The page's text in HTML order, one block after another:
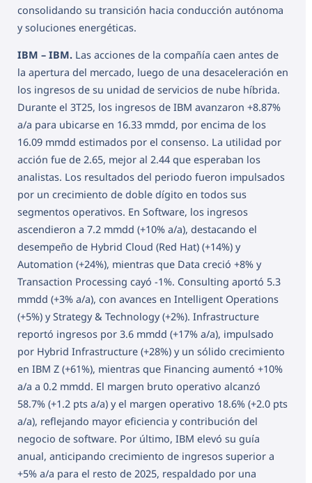
consolidando su transición hacia conducción autónoma
y soluciones energéticas.
IBM – IBM. Las acciones de la compañía caen antes de
la apertura del mercado, luego de una desaceleración en
los ingresos de su unidad de servicios de nube híbrida.
Durante el 3T25, los ingresos de IBM avanzaron +8.87%
a/a para ubicarse en 16.33 mmdd, por encima de los
16.09 mmdd estimados por el consenso. La utilidad por
acción fue de 2.65, mejor al 2.44 que esperaban los
analistas. Los resultados del periodo fueron impulsados
por un crecimiento de doble dígito en todos sus
segmentos operativos. En Software, los ingresos
ascendieron a 7.2 mmdd (+10% a/a), destacando el
desempeño de Hybrid Cloud (Red Hat) (+14%) y
Automation (+24%), mientras que Data creció +8% y
Transaction Processing cayó -1%. Consulting aportó 5.3
mmdd (+3% a/a), con avances en Intelligent Operations
(+5%) y Strategy & Technology (+2%). Infrastructure
reportó ingresos por 3.6 mmdd (+17% a/a), impulsado
por Hybrid Infrastructure (+28%) y un sólido crecimiento
en IBM Z (+61%), mientras que Financing aumentó +10%
a/a a 0.2 mmdd. El margen bruto operativo alcanzó
58.7% (+1.2 pts a/a) y el margen operativo 18.6% (+2.0 pts
a/a), reflejando mayor eficiencia y contribución del
negocio de software. Por último, IBM elevó su guía
anual, anticipando crecimiento de ingresos superior a
+5% a/a para el resto de 2025, respaldado por una